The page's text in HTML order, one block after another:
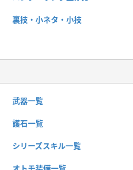
裏技・小ネタ・小技
武器一覧
護石一覧
シリーズスキル一覧